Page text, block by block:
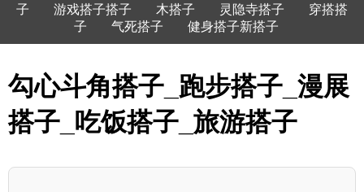
子
游戏搭子搭子 木搭子 灵隐寺搭子
穿搭搭
子
气死搭子 健身搭子新搭子
勾心斗角搭子_跑步搭子_漫展
搭子_吃饭搭子_旅游搭子